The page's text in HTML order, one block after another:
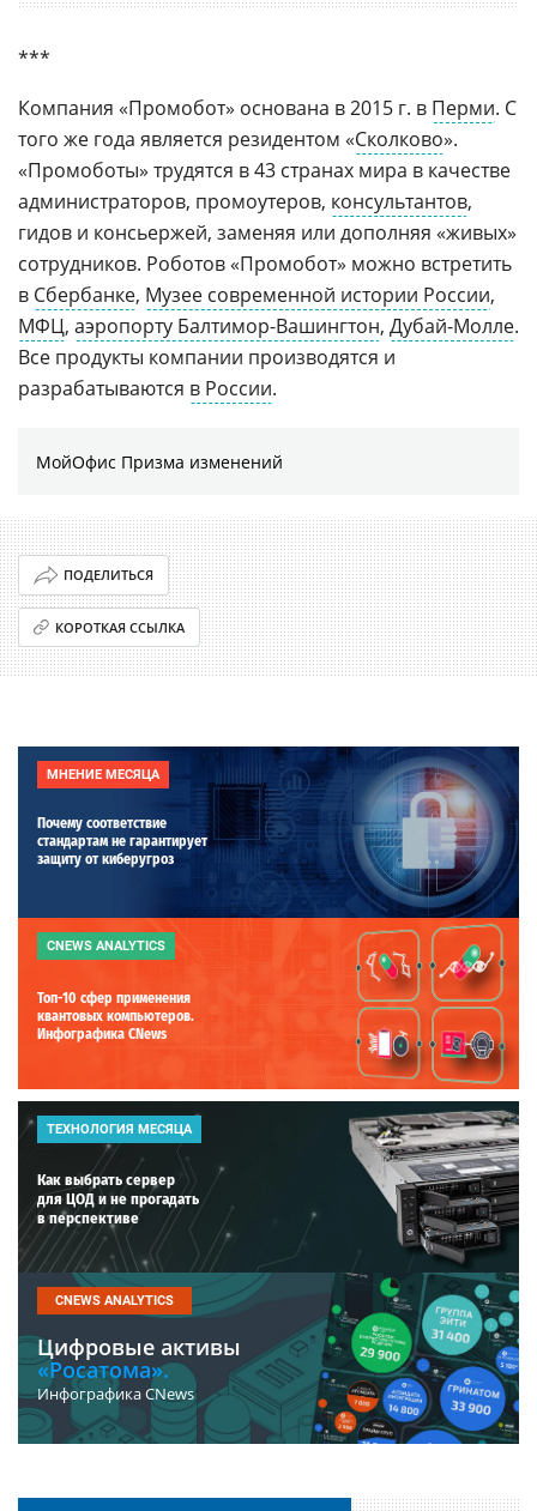
***
Компания «Промобот» основана в 2015 г. в Перми. С
того же года является резидентом «Сколково».
«Промоботы» трудятся в 43 странах мира в качестве
администраторов, промоутеров, консультантов,
гидов и консьержей, заменяя или дополняя «живых»
сотрудников. Роботов «Промобот» можно встретить
в Сбербанке, Музее современной истории России,
МФЦ, аэропорту Балтимор-Вашингтон, Дубай-Молле.
Все продукты компании производятся и
разрабатываются в России.
МойОфис Призма изменений
ПОДЕЛИТЬСЯ
КОРОТКАЯ ССЫЛКА
МНЕНИЕ МЕСЯЦА
Почему соответствие
стандартам не гарантирует
защиту от киберугроз
CNEWS ANALYTICS
Топ-10 сфер применения
квантовых компьютеров.
Инфографика CNews
ТЕХНОЛОГИЯ МЕСЯЦА
Как выбрать сервер
для ЦОД и не прогадать
в перспективе
CNEWS ANALYTICS
Цифровые активы
«Росатома».
Инфографика CNews